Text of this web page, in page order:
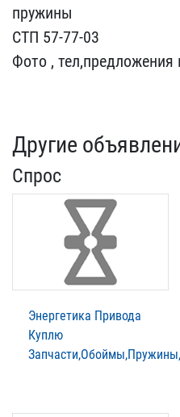
пружи​ны
СТП 57-77-03
Фото , ​тел,предложения
Другие
Спрос
Энергетика Привода
Куплю